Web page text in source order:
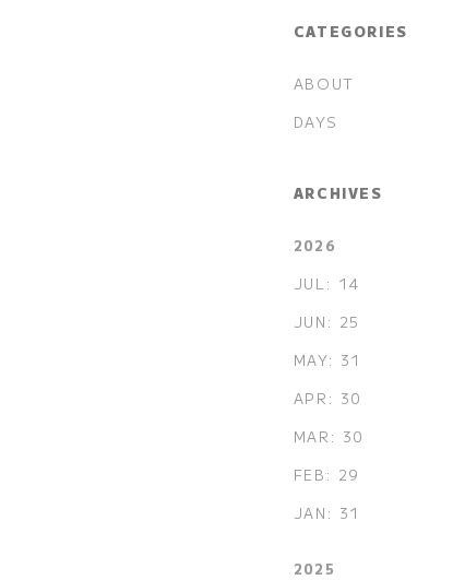
CATEGORIES
ABOUT
DAYS
ARCHIVES
2026
JUL: 14
JUN: 25
MAY: 31
APR: 30
MAR: 30
FEB: 29
JAN: 31
2025